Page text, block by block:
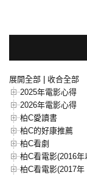
展開全部
收合全部
2025年電影心得
2026年電影心得
柏C愛讀書
柏C的好康推薦
柏C看劇
柏C看電影(2016
柏C看電影(2017